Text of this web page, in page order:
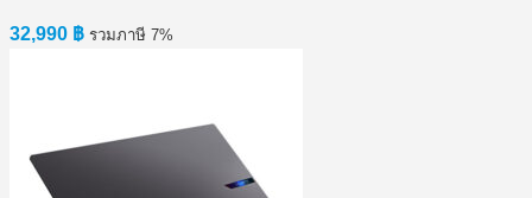
32,990 ฿ รวมภาษี 7%